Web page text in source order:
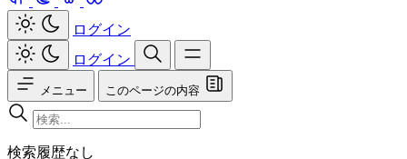
ログイン
ログイン
メニュー このページの内容
検索履歴なし